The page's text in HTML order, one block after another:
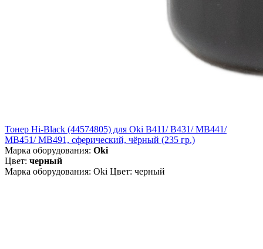
Тонер Hi-Black (44574805) для Oki B411/ B431/ MB441/
MB451/ MB491, сферический, чёрный (235 гр.)
Марка оборудования: Oki
Цвет: черный
Марка оборудования: Oki Цвет: черный